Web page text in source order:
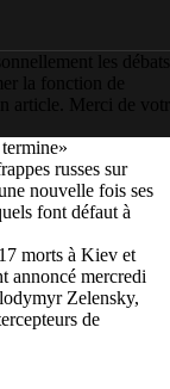
les débats
la fonction de
article. Merci de
russes sur
nouvelle fois ses
font défaut à
morts à Kiev et
annoncé mercredi
Zelensky,
de